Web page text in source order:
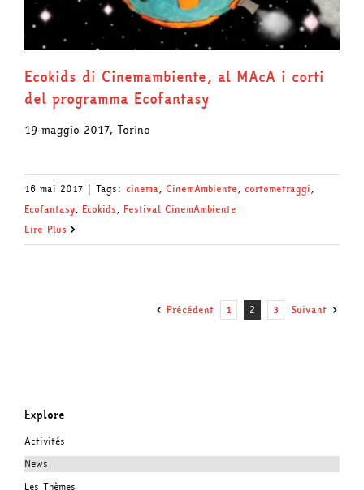
Ecokids di Cinemambiente, al MAcA i corti
del programma Ecofantasy
19 maggio 2017, Torino
16 mai 2017 | Tags: cinema, CinemAmbiente, cortometraggi,
Ecofantasy, Ecokids, Festival CinemAmbiente
Lire Plus
Précédent 1 2 3 Suivant
Explore
Activités
News
Les Thèmes